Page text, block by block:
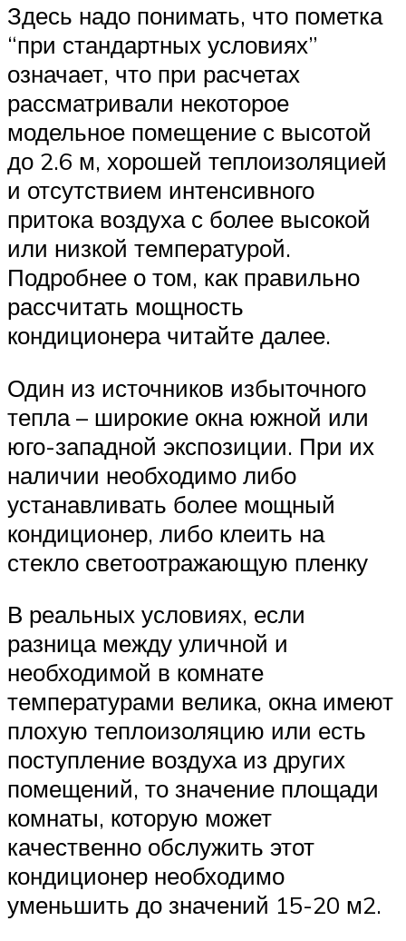
Здесь надо понимать, что пометка
“при стандартных условиях”
означает, что при расчетах
рассматривали некоторое
модельное помещение с высотой
до 2.6 м, хорошей теплоизоляцией
и отсутствием интенсивного
притока воздуха с более высокой
или низкой температурой.
Подробнее о том, как правильно
рассчитать мощность
кондиционера читайте далее.
Один из источников избыточного
тепла – широкие окна южной или
юго-западной экспозиции. При их
наличии необходимо либо
устанавливать более мощный
кондиционер, либо клеить на
стекло светоотражающую пленку
В реальных условиях, если
разница между уличной и
необходимой в комнате
температурами велика, окна имеют
плохую теплоизоляцию или есть
поступление воздуха из других
помещений, то значение площади
комнаты, которую может
качественно обслужить этот
кондиционер необходимо
уменьшить до значений 15-20 м2.